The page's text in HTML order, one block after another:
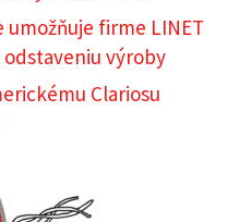
umožňuje firme LINET
výroby
Clariosu